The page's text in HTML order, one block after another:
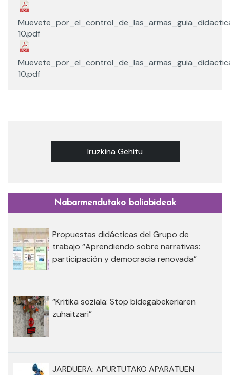
10.pdf
10.pdf
Iruzkina Gehitu
Nabarmendutako baliabideak
Propuestas didácticas del Grupo de
trabajo “Aprendiendo sobre narrativas:
participación y democracia renovada”
“Kritika soziala: Stop bidegabekeriaren
zuhaitzari”
JARDUERA: APURTUTAKO APARATUEN